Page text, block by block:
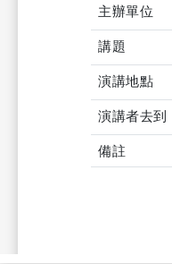
主辦單位
講題
演講地點
演講者去到
備註